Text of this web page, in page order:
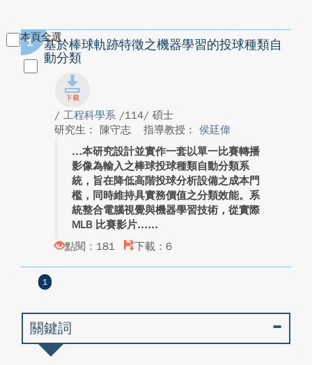
本頁全選
1
基於棒球軌跡特徵之機器學習的投球種類自
動分類
/ 工程科學系 /114/ 碩士
研究生： 陳守志
指導教授： 侯廷偉
本研究設計並實作一套以單一比賽轉播
影像為輸入之棒球投球種類自動分類系
統，旨在降低高階投球分析設備之成本門
檻，同時維持具實務價值之分類效能。系
統整合電腦視覺與機器學習技術，從實際
MLB 比賽影片...
點閱：181
下載：6
1
關鍵詞